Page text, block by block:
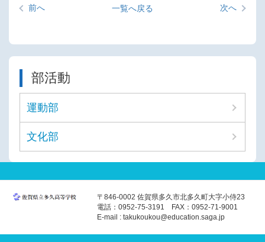
前へ 一覧へ戻る 次へ
部活動
運動部
文化部
〒846-0002 佐賀県多久市北多久町大字小侍23
電話：0952-75-3191 FAX：0952-71-9001
E-mail : takukoukou@education.saga.jp